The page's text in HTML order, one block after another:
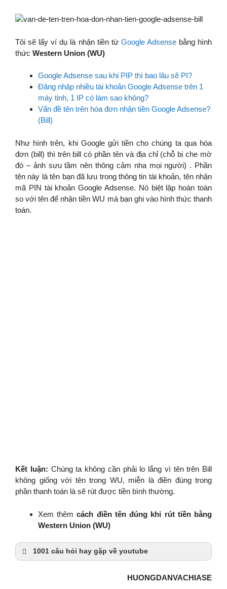
Tôi sẽ lấy ví dụ là nhận tiền từ Google Adsensebằng hình
thức Western Union (WU)
Google Adsense sau khi PIP thì bao lâu sẽ PI?
Đăng nhập nhiều tài khoản Google Adsense trên 1
máy tinh, 1 IP có làm sao không?
Vấn đề tên trên hóa đơn nhận tiền Google Adsense?
(Bill)
Như hình trên, khi Google gửi tiền cho chúng ta qua hóa
đơn (bill) thì trên bill có phần tên và địa chỉ (chỗ bị che mờ
đó – ảnh sưu tầm nên thông cảm nha mọi người) . Phần
tên này là tên bạn đã lưu trong thông tin tài khoản, tên nhận
mã PIN tài khoản Google Adsense. Nó biệt lập hoàn toàn
so với tên để nhận tiền WU mà bạn ghi vào hình thức thanh
toán.
Kết luận: Chúng ta không cần phải lo lắng vì tên trên Bill
không giống với tên trong WU, miễn là điền đúng trong
phần thanh toán là sẽ rút được tiền bình thường.
Xem thêmcách điền tên đúng khi rút tiền bằng
Western Union (WU)
1001 câu hỏi hay gặp về youtube
Adsense trên 1 máy tinh, 1 IP cóHUONGDANVACHIASE